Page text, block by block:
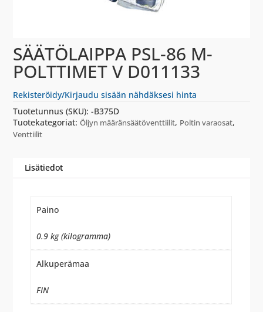
SÄÄTÖLAIPPA PSL-86 M-
POLTTIMET V D011133
Rekisteröidy/Kirjaudu sisään nähdäksesi hinta
Tuotetunnus (SKU):-B375D
Tuotekategoriat:Öljyn määränsäätöventtiilit, Poltin varaosat,
Venttiilit
Lisätiedot
Paino
0.9 kg (kilogramma)
Alkuperämaa
FIN